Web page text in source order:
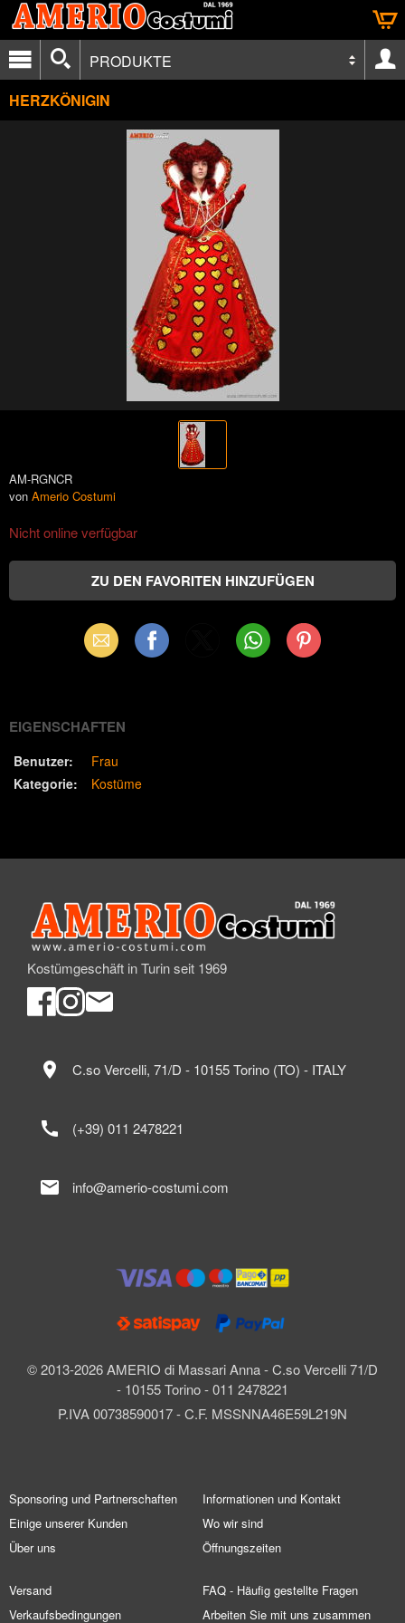
PRODUKTE
HERZKÖNIGIN
AM-RGNCR
von Amerio Costumi
Nicht online verfügbar
Email Facebook WhatsAppPinterest
EIGENSCHAFTEN
Benutzer:
Frau
Kategorie:
Kostüme
Kostümgeschäft in Turin seit 1969
© 2013-2026 AMERIO di Massari Anna - C.so Vercelli 71/D
- 10155 Torino - 011 2478221
P.IVA 00738590017 - C.F. MSSNNA46E59L219N
location_on C.so Vercelli, 71/D - 10155 Torino (TO) - ITALY
call (+39) 011 2478221
mail info@amerio-costumi.com
Sponsoring und Partnerschaften
Einige unserer Kunden
Über uns
Informationen und Kontakt
Wo wir sind
Öffnungszeiten
Versand
Verkaufsbedingungen
FAQ - Häufig gestellte Fragen
Arbeiten Sie mit uns zusammen